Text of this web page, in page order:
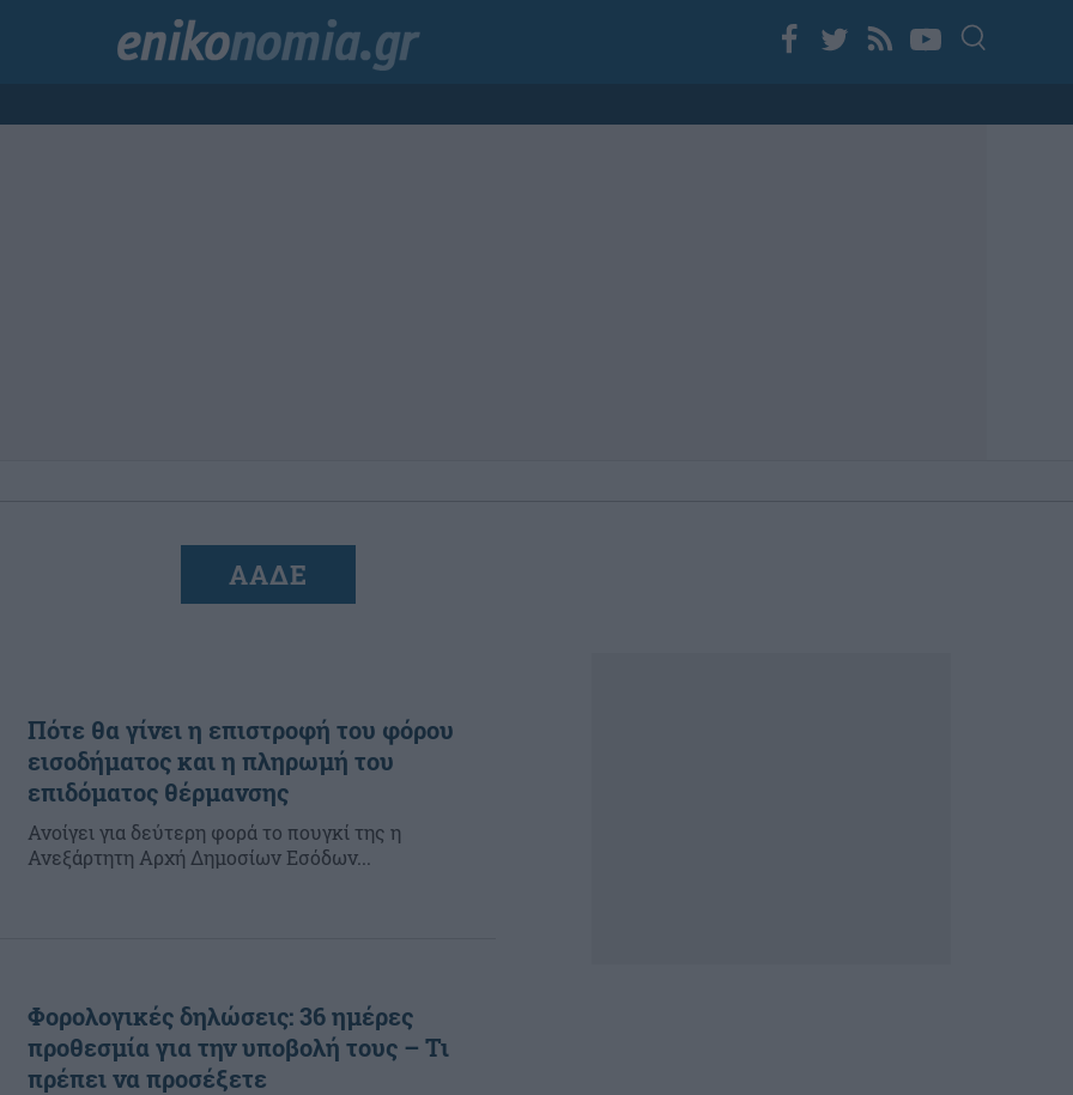
ΑΑΔΕ
Πότε θα γίνει η επιστροφή του φόρου
εισοδήματος και η πληρωμή του
επιδόματος θέρμανσης
Ανοίγει για δεύτερη φορά το πουγκί της η
Ανεξάρτητη Αρχή Δημοσίων Εσόδων...
Φορολογικές δηλώσεις: 36 ημέρες
προθεσμία για την υποβολή τους – Τι
πρέπει να προσέξετε